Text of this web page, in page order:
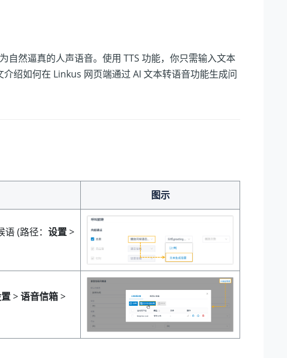
自然逼真的人声语音。使用 TTS 功能，你只需输入文本
绍如何在 Linkus 网页端通过 AI 文本转语音功能生成问
图示
(路径： 设置>
>语音信箱>